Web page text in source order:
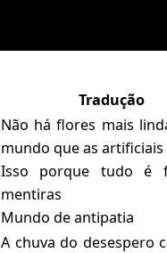
Tradução
Não há flores mais
mundo que as artificiais
Isso porque tudo é
mentiras
Mundo de antipatia
A chuva do desespero